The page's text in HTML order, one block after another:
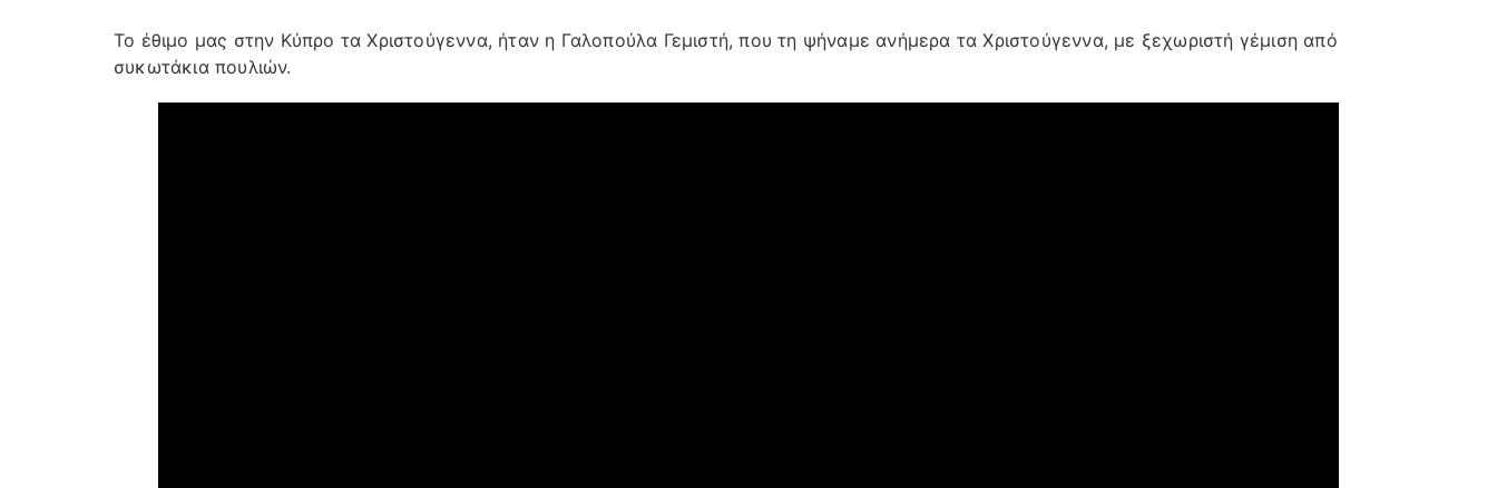
Το έθιμο μας στην Κύπρο τα Χριστούγεννα, ήταν η Γαλοπούλα Γεμιστή, που τη ψήναμε ανήμερα τα Χριστούγεννα, με ξεχωριστή γέμιση από
συκωτάκια πουλιών.